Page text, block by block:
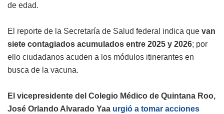
de edad.
El reporte de la Secretaría de Salud federal indica que van
siete contagiados acumulados entre 2025 y 2026; por
ello ciudadanos acuden a los módulos itinerantes en
busca de la vacuna.
El vicepresidente del Colegio Médico de Quintana Roo,
José Orlando Alvarado Yaa urgió a tomar acciones